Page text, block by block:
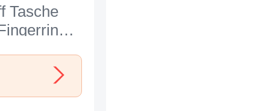
Tasche
Max Blau